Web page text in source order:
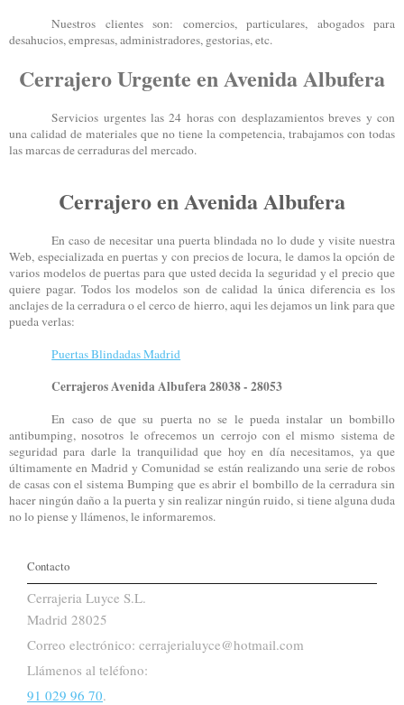
Nuestros clientes son: comercios, particulares, abogados para
desahucios, empresas, administradores, gestorias, etc.
Cerrajero Urgente en Avenida Albufera
Servicios urgentes las 24 horas con desplazamientos breves y con
una calidad de materiales que no tiene la competencia, trabajamos con todas
las marcas de cerraduras del mercado.
Cerrajero en Avenida Albufera
En caso de necesitar una puerta blindada no lo dude y visite nuestra
Web, especializada en puertas y con precios de locura, le damos la opción de
varios modelos de puertas para que usted decida la seguridad y el precio que
quiere pagar. Todos los modelos son de calidad la única diferencia es los
anclajes de la cerradura o el cerco de hierro, aqui les dejamos un link para que
pueda verlas:
Puertas Blindadas Madrid
Cerrajeros Avenida Albufera 28038 - 28053
En caso de que su puerta no se le pueda instalar un bombillo
antibumping, nosotros le ofrecemos un cerrojo con el mismo sistema de
seguridad para darle la tranquilidad que hoy en día necesitamos, ya que
últimamente en Madrid y Comunidad se están realizando una serie de robos
de casas con el sistema Bumping que es abrir el bombillo de la cerradura sin
hacer ningún daño a la puerta y sin realizar ningún ruido, si tiene alguna duda
no lo piense y llámenos, le informaremos.
Contacto
Cerrajeria Luyce S.L.
Madrid 28025
Correo electrónico: cerrajerialuyce@hotmail.com
Llámenos al teléfono:
91 029 96 70.